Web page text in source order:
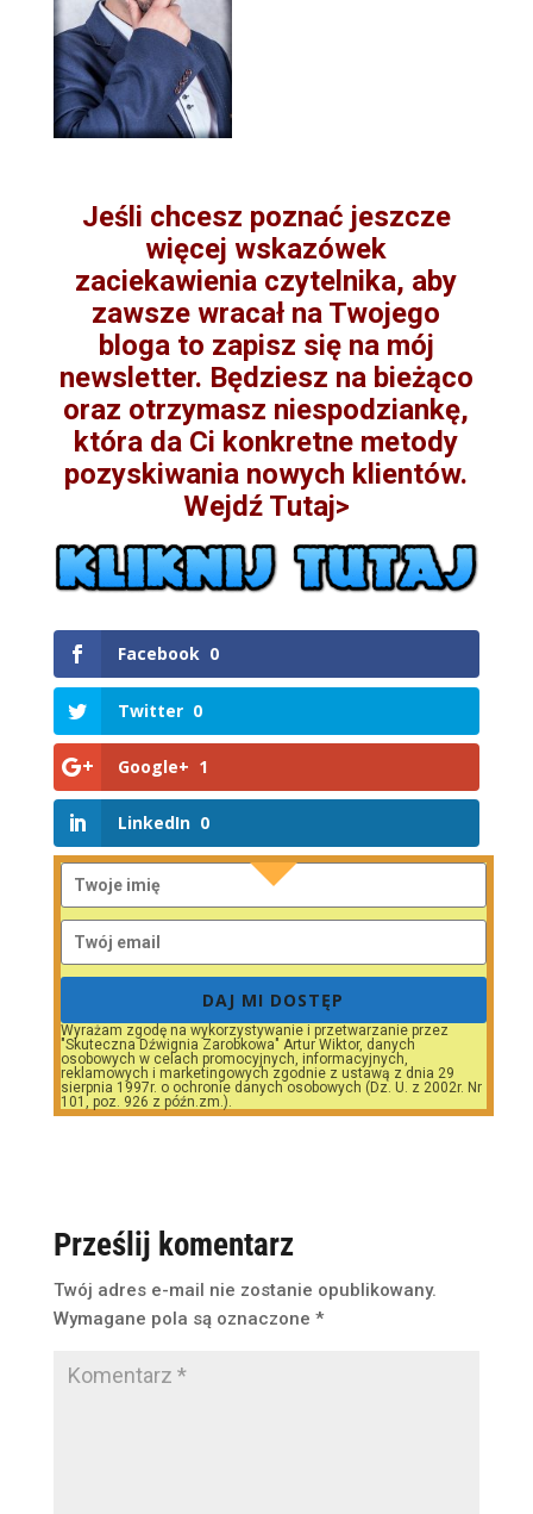
Jeśli chcesz poznać jeszcze
więcej wskazówek
zaciekawienia czytelnika, aby
zawsze wracał na Twojego
bloga to zapisz się na mój
newsletter. Będziesz na bieżąco
oraz otrzymasz niespodziankę,
która da Ci konkretne metody
pozyskiwania nowych klientów.
Wejdź Tutaj>
Facebook 0
Twitter 0
Google+ 1
LinkedIn 0
DAJ MI DOSTĘP
Wyrażam zgodę na wykorzystywanie i przetwarzanie przez
"Skuteczna Dźwignia Zarobkowa" Artur Wiktor, danych
osobowych w celach promocyjnych, informacyjnych,
reklamowych i marketingowych zgodnie z ustawą z dnia 29
sierpnia 1997r. o ochronie danych osobowych (Dz. U. z 2002r. Nr
101, poz. 926 z późn.zm.).
Prześlij komentarz
Twój adres e-mail nie zostanie opublikowany.
Wymagane pola są oznaczone *